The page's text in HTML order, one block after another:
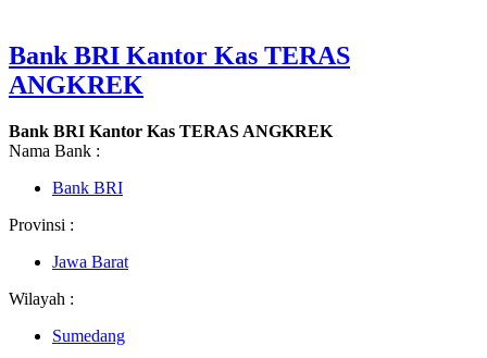
Bank BRI Kantor Kas TERAS
ANGKREK
Bank BRI Kantor Kas TERAS ANGKREK
Nama Bank :
Bank BRI
Provinsi :
Jawa Barat
Wilayah :
Sumedang